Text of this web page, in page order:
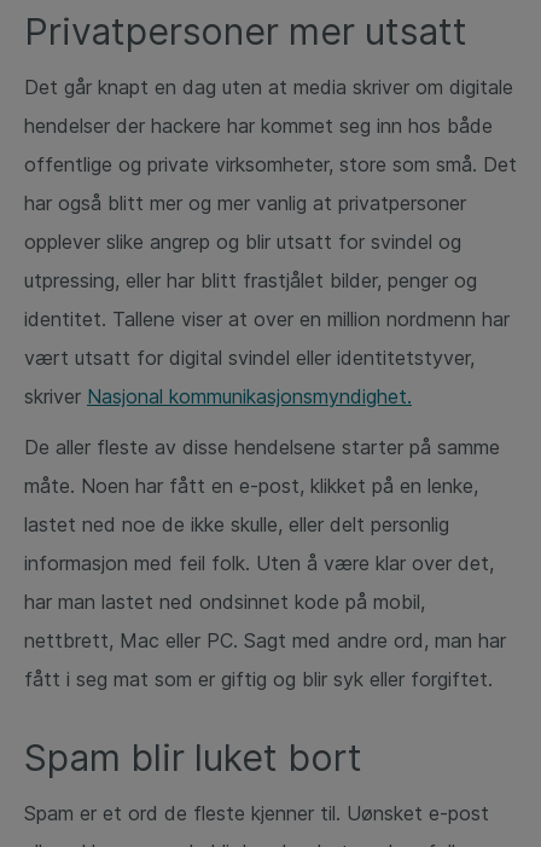
Privatpersoner mer utsatt
Det går knapt en dag uten at media skriver om digitale
hendelser der hackere har kommet seg inn hos både
offentlige og private virksomheter, store som små. Det
har også blitt mer og mer vanlig at privatpersoner
opplever slike angrep og blir utsatt for svindel og
utpressing, eller har blitt frastjålet bilder, penger og
identitet. Tallene viser at over en million nordmenn har
vært utsatt for digital svindel eller identitetstyver,
skriver Nasjonal kommunikasjonsmyndighet.
De aller fleste av disse hendelsene starter på samme
måte. Noen har fått en e-post, klikket på en lenke,
lastet ned noe de ikke skulle, eller delt personlig
informasjon med feil folk. Uten å være klar over det,
har man lastet ned ondsinnet kode på mobil,
nettbrett, Mac eller PC. Sagt med andre ord, man har
fått i seg mat som er giftig og blir syk eller forgiftet.
Spam blir luket bort
Spam er et ord de fleste kjenner til. Uønsket e-post